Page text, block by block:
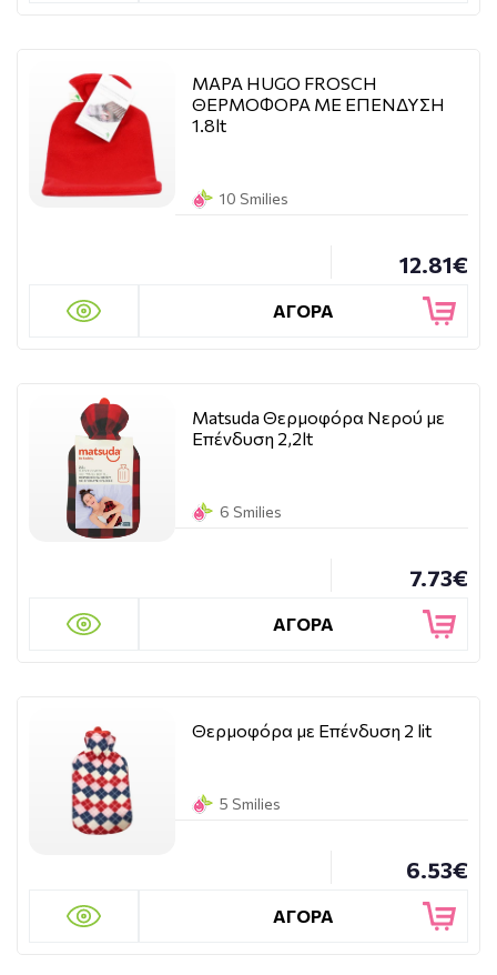
MAPA HUGO FROSCH
ΘΕΡΜΟΦΟΡΑ ΜΕ ΕΠΕΝΔΥΣΗ
1.8lt
10 Smilies
12.81€
ΑΓΟΡΑ
Matsuda Θερμοφόρα Νερού με
Επένδυση 2,2lt
6 Smilies
7.73€
ΑΓΟΡΑ
Θερμοφόρα με Επένδυση 2 lit
5 Smilies
6.53€
ΑΓΟΡΑ